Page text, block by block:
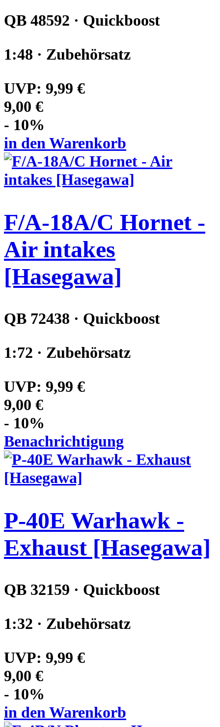
QB 48592 · Quickboost
1:48 · Zubehörsatz
UVP: 9,99 €
9,00 €
- 10%
in den Warenkorb
F/A-18A/C Hornet -
Air intakes
[Hasegawa]
QB 72438 · Quickboost
1:72 · Zubehörsatz
UVP: 9,99 €
9,00 €
- 10%
Benachrichtigung
P-40E Warhawk -
Exhaust [Hasegawa]
QB 32159 · Quickboost
1:32 · Zubehörsatz
UVP: 9,99 €
9,00 €
- 10%
in den Warenkorb